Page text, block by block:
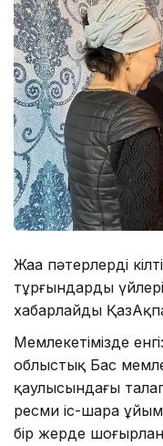
Жаңа пәтерлердің
тұрғындардың
хабарлайды
Мемлекетімізде
облыстық Бас
қаулысындағы
ресми іс-шара
бір жерде